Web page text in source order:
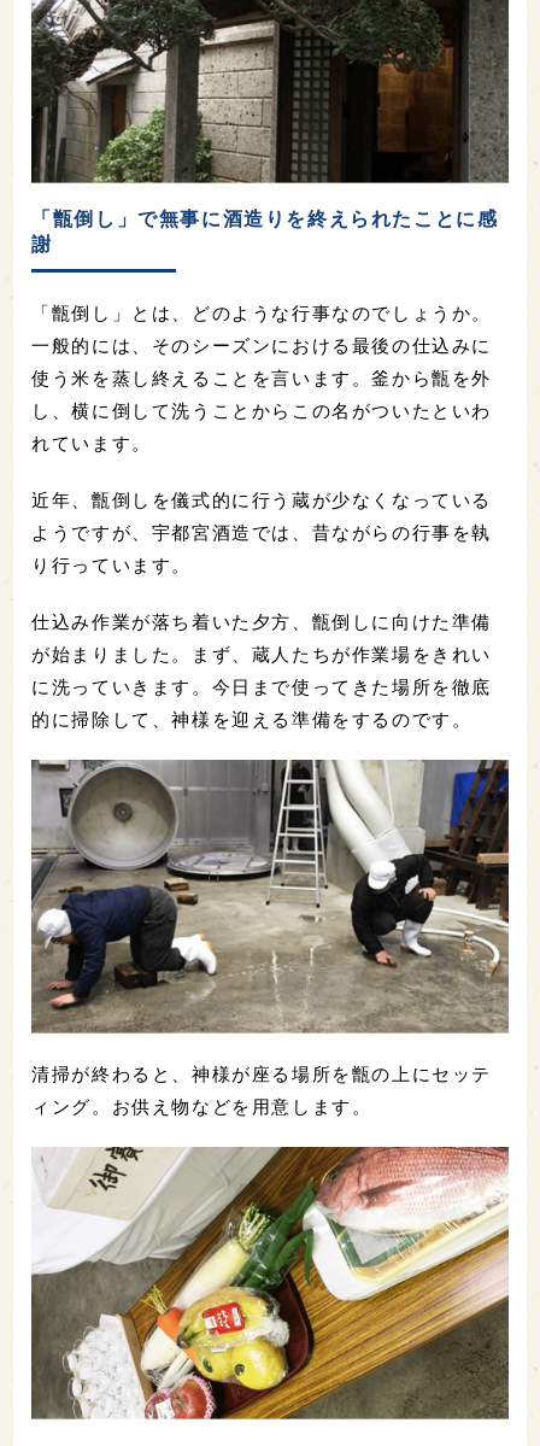
「甑倒し」で無事に酒造りを終えられたことに感
謝
「甑倒し」とは、どのような行事なのでしょうか。
一般的には、そのシーズンにおける最後の仕込みに
使う米を蒸し終えることを言います。釜から甑を外
し、横に倒して洗うことからこの名がついたといわ
れています。
近年、甑倒しを儀式的に行う蔵が少なくなっている
ようですが、宇都宮酒造では、昔ながらの行事を執
り行っています。
仕込み作業が落ち着いた夕方、甑倒しに向けた準備
が始まりました。まず、蔵人たちが作業場をきれい
に洗っていきます。今日まで使ってきた場所を徹底
的に掃除して、神様を迎える準備をするのです。
清掃が終わると、神様が座る場所を甑の上にセッテ
ィング。お供え物などを用意します。